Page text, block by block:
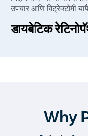
उपचार आणि विट्रेक्टोमी
डायबेटिक
इंजेक्शन्स रेटिनातील
मदत करतात.Why